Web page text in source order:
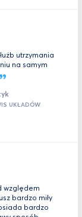
utrzymania
na samym
UKŁADÓW
względem
bardzo miły
bardzo